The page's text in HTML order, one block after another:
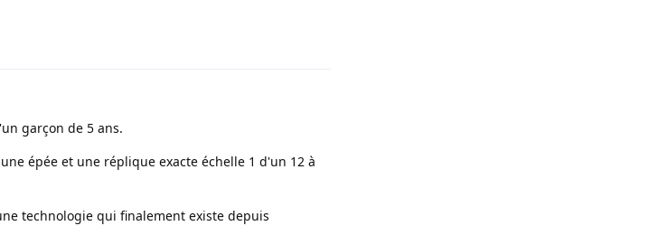
garçon de 5 ans.
épée et une réplique exacte échelle 1 d'un 12 à
technologie qui finalement existe depuis